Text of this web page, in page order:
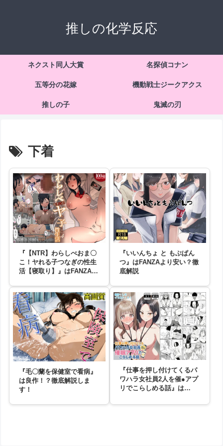
推しの化学反応
ネクスト同人大賞 名探偵コナン
五等分の花嫁 機動戦士ジークアクス
推しの子 鬼滅の刃
下着
『【NTR】わらしべおま〇
こ！ヤれる子つなぎの性生
活【寝取り】』はFANZAよ
『いいんちょ と もぶぱん
つ』はFANZAより安い？徹
底解説
『毛〇蘭を保健室で看病』
は良作！？徹底解説しま
す！
『仕事を押し付けてくるパ
ワハラ女社員2人を催●アプ
リでこらしめる話』は